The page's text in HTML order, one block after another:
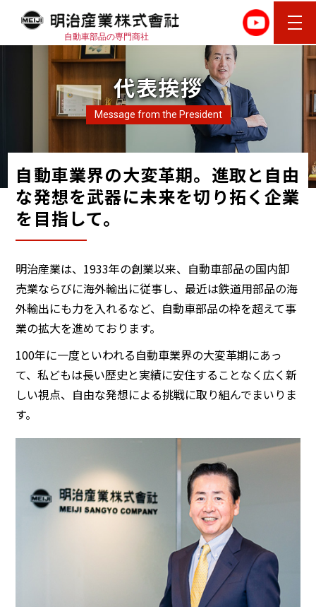
自動車部品の専門商社
代表挨拶
Message from the President
自動車業界の大変革期。進取と自由
な発想を武器に未来を切り拓く企業
を目指して。
明治産業は、1933年の創業以来、自動車部品の国内卸
売業ならびに海外輸出に従事し、最近は鉄道用部品の海
外輸出にも力を入れるなど、自動車部品の枠を超えて事
業の拡大を進めております。
100年に一度といわれる自動車業界の大変革期にあっ
て、私どもは長い歴史と実績に安住することなく広く新
しい視点、自由な発想による挑戦に取り組んでまいりま
す。